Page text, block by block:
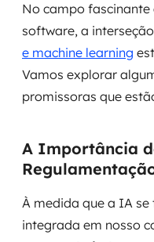
DevSecOps
MSS
Consultoria de
Segurança de
No campo
software, a
e machine learning
Vamos explorar
promissoras que
A Importância
À medida que a IA
integrada em nosso